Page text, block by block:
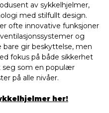
av sykkelhjelmer,
med stilfullt design.
ofte innovative funksjoner
og
bare gir beskyttelse, men
fokus på både sikkerhet
seg som en populær
på alle nivåer.
her!